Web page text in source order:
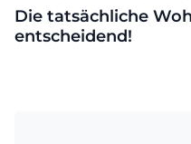
Die tatsächliche
entscheidend!